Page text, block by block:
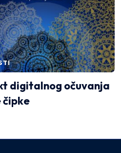
digitalnog očuvanja
čipke